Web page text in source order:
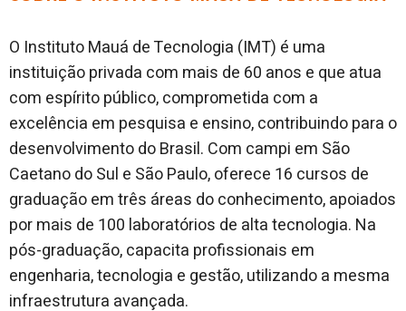
O Instituto Mauá de Tecnologia (IMT) é uma
instituição privada com mais de 60 anos e que atua
com espírito público, comprometida com a
excelência em pesquisa e ensino, contribuindo para o
desenvolvimento do Brasil. Com campi em São
Caetano do Sul e São Paulo, oferece 16 cursos de
graduação em três áreas do conhecimento, apoiados
por mais de 100 laboratórios de alta tecnologia. Na
pós-graduação, capacita profissionais em
engenharia, tecnologia e gestão, utilizando a mesma
infraestrutura avançada.